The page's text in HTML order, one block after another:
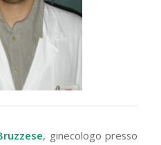
, ginecologo presso